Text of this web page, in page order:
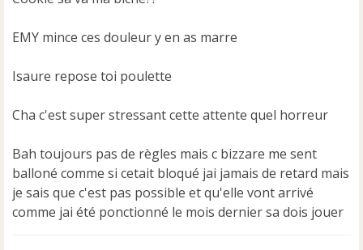
EMY mince ces douleur y en as marre
Isaure repose toi poulette
Cha c'est super stressant cette attente quel horreur
Bah toujours pas de règles mais c bizzare me sent
balloné comme si cetait bloqué jai jamais de retard mais
je sais que c'est pas possible et qu'elle vont arrivé
comme jai été ponctionné le mois dernier sa dois jouer